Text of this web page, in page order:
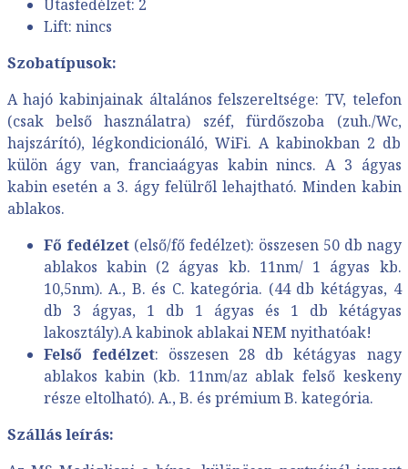
Utasfedélzet: 2
Lift: nincs
Szobatípusok:
A hajó kabinjainak általános felszereltsége: TV, telefon
(csak belső használatra) széf, fürdőszoba (zuh./Wc,
hajszárító), légkondicionáló, WiFi. A kabinokban 2 db
külön ágy van, franciaágyas kabin nincs. A 3 ágyas
kabin esetén a 3. ágy felülről lehajtható. Minden kabin
ablakos.
Fő fedélzet(első/fő fedélzet): összesen 50 db nagy
ablakos kabin (2 ágyas kb. 11nm/ 1 ágyas kb.
10,5nm). A., B. és C. kategória. (44 db kétágyas, 4
db 3 ágyas, 1 db 1 ágyas és 1 db kétágyas
lakosztály).A kabinok ablakai NEM nyithatóak!
Felső fedélzet: összesen 28 db kétágyas nagy
ablakos kabin (kb. 11nm/az ablak felső keskeny
része eltolható). A., B. és prémium B. kategória.
Szállás leírás: